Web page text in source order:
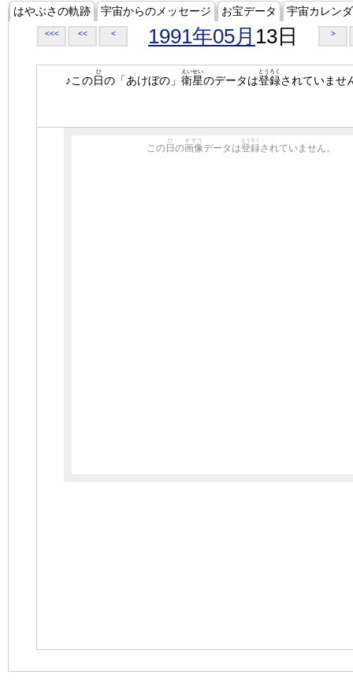
はやぶさの軌跡 宇宙からのメッセージ お宝データ 宇宙カレン
<<< << < 1991年05月 13日 >
♪この日
ひ
の「あけぼの」 衛星
えいせい
のデータは登録
とうろく
されていませ
この 日
ひ
の画像
がぞう
データは登録
とうろく
されていません。